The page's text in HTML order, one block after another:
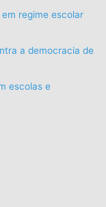
regime escolar
a democracia de
escolas e